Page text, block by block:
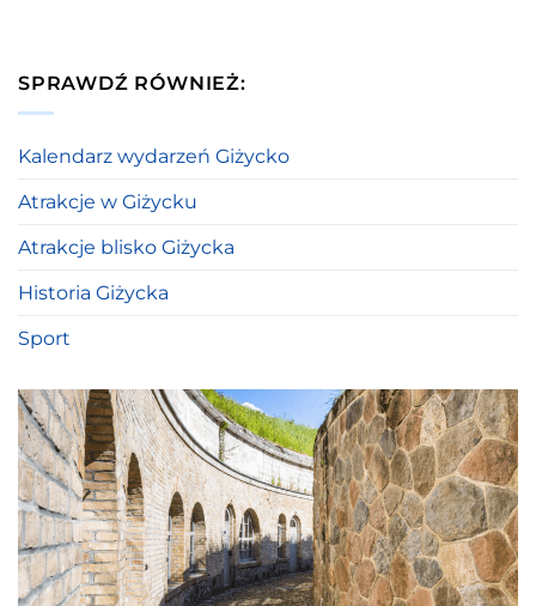
SPRAWDŹ RÓWNIEŻ:
Kalendarz wydarzeń Giżycko
Atrakcje w Giżycku
Atrakcje blisko Giżycka
Historia Giżycka
Sport